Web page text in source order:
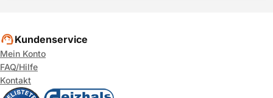
Kundenservice
Mein Konto
FAQ/Hilfe
Kontakt